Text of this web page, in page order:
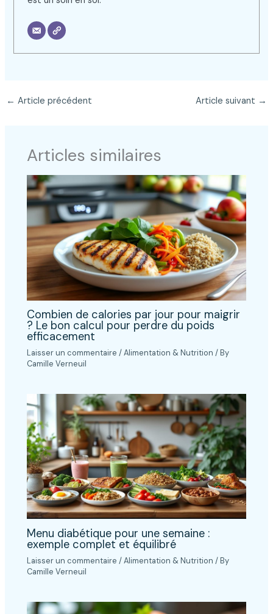
← Article précédent Article suivant →
Articles similaires
Combien de calories par jour pour maigrir
? Le bon calcul pour perdre du poids
efficacement
Laisser un commentaire /Alimentation & Nutrition / By
Camille Verneuil
Menu diabétique pour une semaine :
exemple complet et équilibré
Laisser un commentaire /Alimentation & Nutrition / By
Camille Verneuil